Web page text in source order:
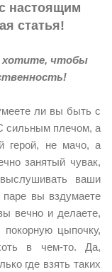
настоящим
статья!
хотите, чтобы
ли вы быть с
сильным плечом, а
герой, не мачо, а
занятый чувак,
ваши
вы вздумаете
вечно и делаете,
цыпочку,
в чем-то. Да,
где взять таких